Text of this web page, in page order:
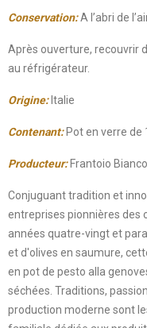
Conservation:A l’abri de
Après ouverture, recouvrir
au réfrigérateur.
Origine:Italie
Contenant:Pot en verre de
Producteur: Frantoio Bianco
Conjuguant tradition et
entreprises pionnières des
années quatre-vingt et
et d'olives en saumure,
en pot de pesto alla
séchées. Traditions,
production moderne sont